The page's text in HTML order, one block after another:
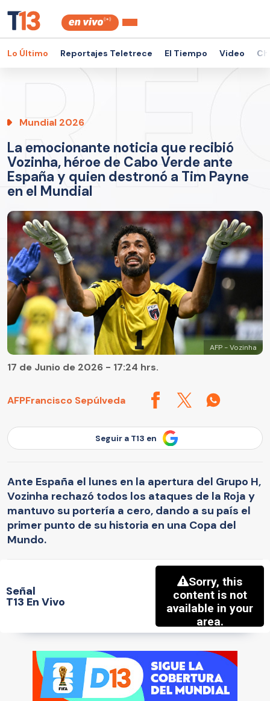
Lo Último Reportajes Teletrece El Tiempo Video
Mundial 2026
La emocionante noticia que recibió
Vozinha, héroe de Cabo Verde ante
España y quien destronó a Tim Payne
en el Mundial
AFP - Vozinha
AFPFrancisco Sepúlveda
17 de Junio de 2026 - 17:24 hrs.
Seguir a T13 en
Ante España el lunes en la apertura del Grupo H,
Vozinha rechazó todos los ataques de la Roja y
mantuvo su portería a cero, dando a su país el
primer punto de su historia en una Copa del
Mundo.
Señal
T13 En Vivo